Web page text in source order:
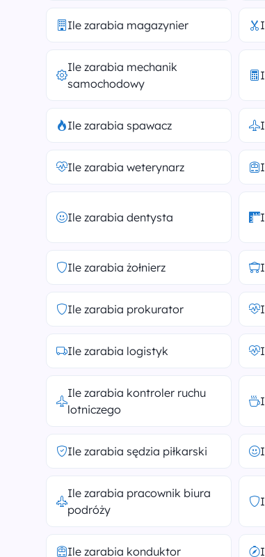
Ile zarabia magazynier
Ile zarabia mechanik
samochodowy
Ile zarabia spawacz
Ile zarabia weterynarz
Ile zarabia dentysta
Ile zarabia żołnierz
Ile zarabia prokurator
Ile zarabia logistyk
Ile zarabia kontroler ruchu
lotniczego
Ile zarabia sędzia piłkarski
Ile zarabia pracownik biura
podróży
Ile zarabia konduktor